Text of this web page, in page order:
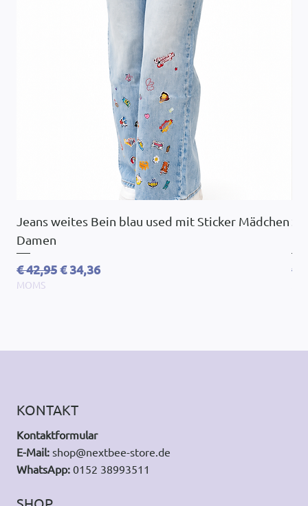
Jeans weites Bein blau used mit Sticker Mädchen
Damen
Standardpreis
€ 42,95Sale-Preis
€ 34,36
MOMS
€
KONTAKT
Kontaktformular
E-Mail: shop@nextbee-store.de
WhatsApp: 0152 38993511